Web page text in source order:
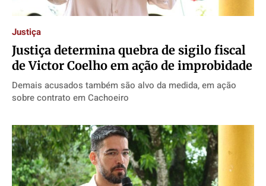
Quem Somos
Expediente
Contato
Anuncie
Privacidade
Quem Somos
Expediente
Contato
Anuncie
Privacidade
Quem Somos
Expediente
Contato
Anuncie
Privacidade
Quem Somos
Expediente
Contato
Anuncie
Privacidade
Justiça
Justiça determina quebra de sigilo fiscal
de Victor Coelho em ação de improbidade
Demais acusados também são alvo da medida, em ação
sobre contrato em Cachoeiro